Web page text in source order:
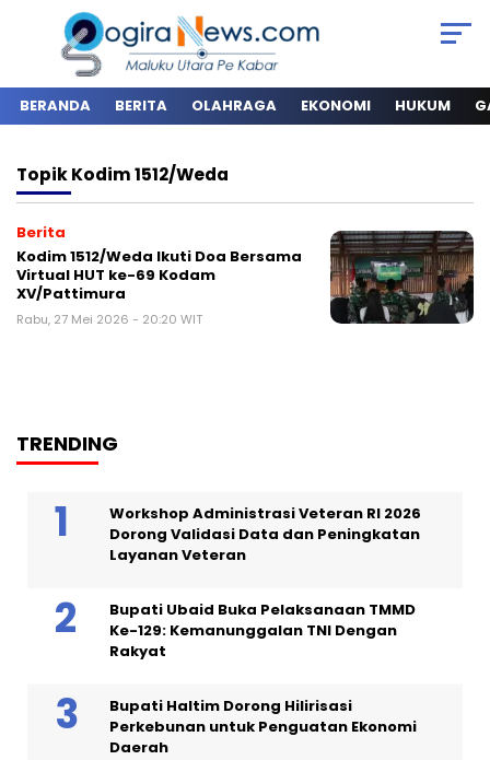
BERANDA BERITA OLAHRAGA EKONOMI HUKUM
TopikKodim 1512/Weda
Berita
Kodim 1512/Weda Ikuti Doa Bersama
Virtual HUT ke-69 Kodam
XV/Pattimura
Rabu, 27 Mei 2026 - 20:20 WIT
TRENDING
Workshop Administrasi Veteran RI 2026
Dorong Validasi Data dan Peningkatan
Layanan Veteran
Bupati Ubaid Buka Pelaksanaan TMMD
Ke-129: Kemanunggalan TNI Dengan
Rakyat
Bupati Haltim Dorong Hilirisasi
Perkebunan untuk Penguatan Ekonomi
Daerah